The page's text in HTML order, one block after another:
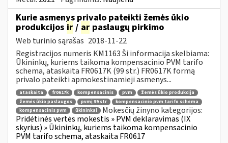
Kurie asmenys privalo pateikti žemės ūkio
produkcijos ir / ar paslaugų pirkimo
Web turinio sąrašas 2018-11-22
Registracijos numeris KM1163 Ši informacija skelbiama:
Ūkininkų, kuriems taikoma kompensacinio PVM tarifo
schema, ataskaita FR0617K (99 str.) FR0617K formą
privalo pateikti apmokestinamieji asmenys...
ataskaita fr0617k kompensacinis pvm
žemės ūkio produkcija
žemės ūkio paslaugos
pvmį 99 str
kompensacinio pvm tarifo schema
kompensacinis pvm
ūkininkai
Mokesčių žinyno kategorijos:
Pridėtinės vertės mokestis » PVM deklaravimas (IX
skyrius) » Ūkininkų, kuriems taikoma kompensacinio
PVM tarifo schema, ataskaita FR0617